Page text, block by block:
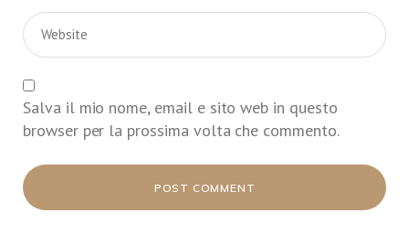
Salva il mio nome, email e sito web in questo
browser per la prossima volta che commento.